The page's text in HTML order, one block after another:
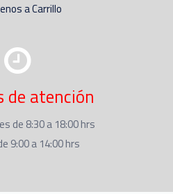
a Carrillo
de atención
de 8:30 a 18:00 hrs
9:00 a 14:00 hrs